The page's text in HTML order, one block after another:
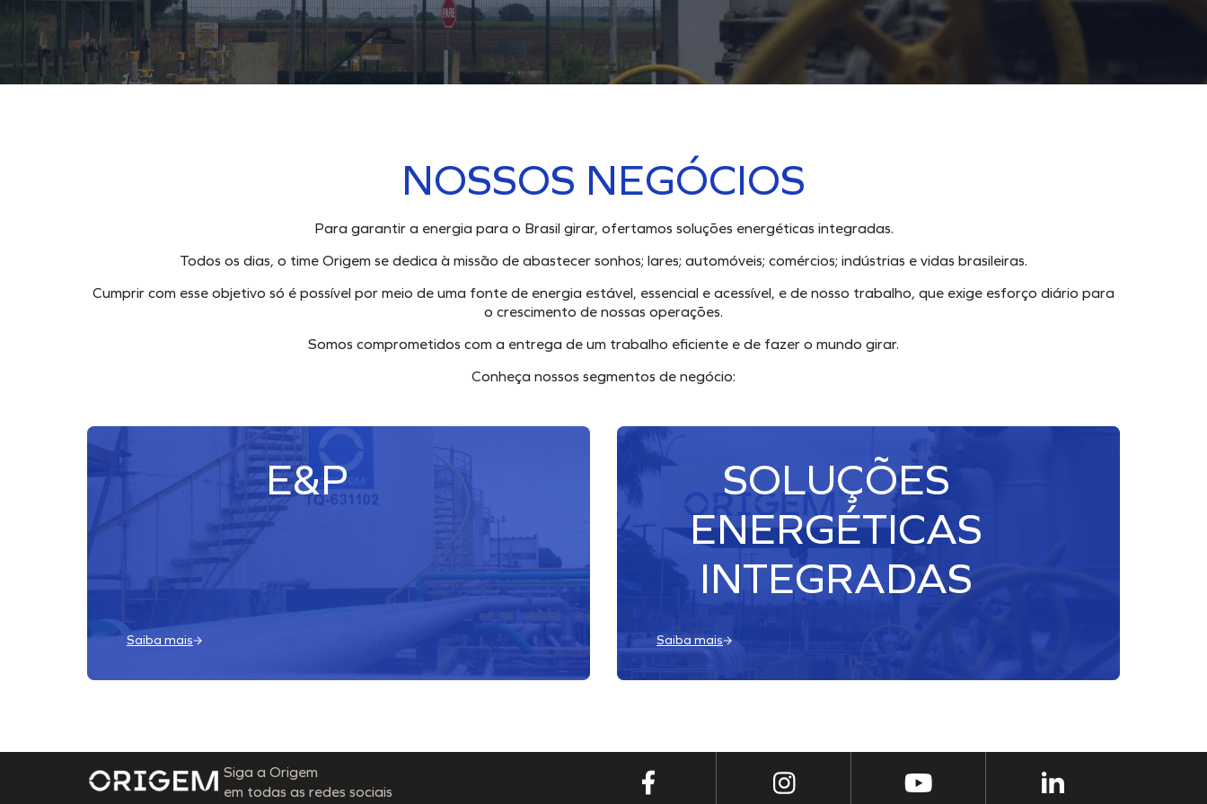
NOSSOS NEGÓCIOS
Para garantir a energia para o Brasil girar, ofertamos soluções energéticas integradas.
Todos os dias, o time Origem se dedica à missão de abastecer sonhos; lares; automóveis; comércios; indústrias e vidas brasileiras.
Cumprir com esse objetivo só é possível por meio de uma fonte de energia estável, essencial e acessível, e de nosso trabalho, que exige esforço diário para
o crescimento de nossas operações.
Somos comprometidos com a entrega de um trabalho eficiente e de fazer o mundo girar.
Conheça nossos segmentos de negócio:
E&P
Saiba mais
SOLUÇÕES
ENERGÉTICAS
INTEGRADAS
Saiba mais
Siga a Origem
em todas as redes sociais